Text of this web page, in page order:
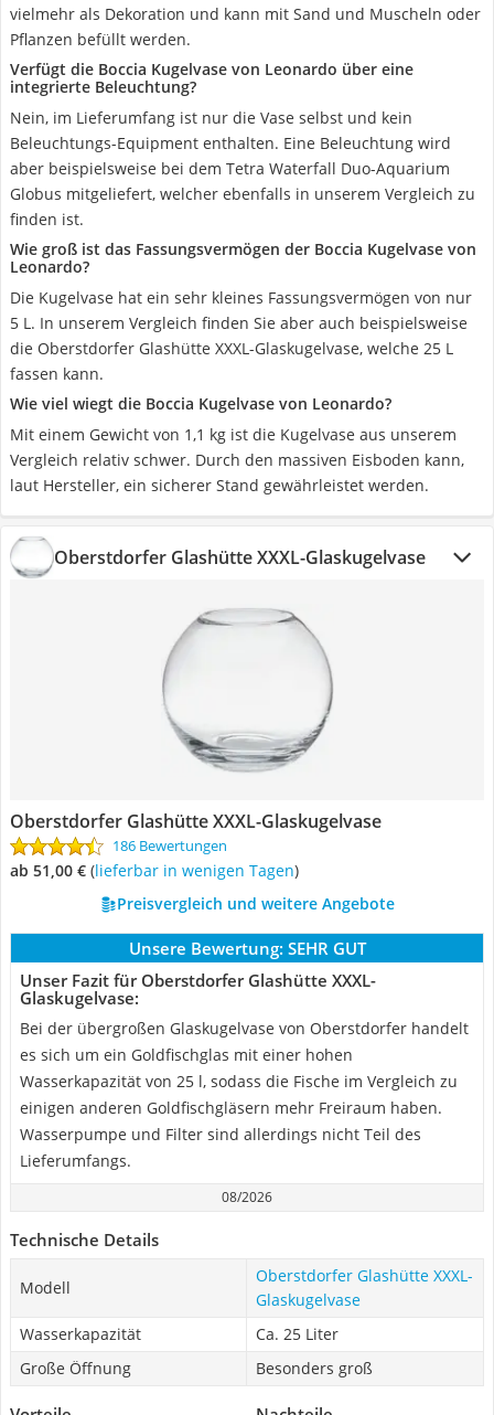
vielmehr als Dekoration und kann mit Sand und Muscheln oder
Pflanzen befüllt werden.
Verfügt die Boccia Kugelvase von Leonardo über eine
integrierte Beleuchtung?
Nein, im Lieferumfang ist nur die Vase selbst und kein
Beleuchtungs-Equipment enthalten. Eine Beleuchtung wird
aber beispielsweise bei dem Tetra Waterfall Duo-Aquarium
Globus mitgeliefert, welcher ebenfalls in unserem Vergleich zu
finden ist.
Wie groß ist das Fassungsvermögen der Boccia Kugelvase von
Leonardo?
Die Kugelvase hat ein sehr kleines Fassungsvermögen von nur
5 L. In unserem Vergleich finden Sie aber auch beispielsweise
die Oberstdorfer Glashütte XXXL-Glaskugelvase, welche 25 L
fassen kann.
Wie viel wiegt die Boccia Kugelvase von Leonardo?
Mit einem Gewicht von 1,1 kg ist die Kugelvase aus unserem
Vergleich relativ schwer. Durch den massiven Eisboden kann,
laut Hersteller, ein sicherer Stand gewährleistet werden.
Oberstdorfer Glashütte XXXL-Glaskugelvase
Oberstdorfer Glashütte XXXL-Glaskugelvase
186 Bewertungen
ab 51,00 € ( Lieferbar in wenigen Tagen)
Preisvergleich und weitere Angebote
Unsere Bewertung: SEHR GUT
Unser Fazit für Oberstdorfer Glashütte XXXL-
Glaskugelvase:
Bei der übergroßen Glaskugelvase von Oberstdorfer handelt
es sich um ein Goldfischglas mit einer hohen
Wasserkapazität von 25 l, sodass die Fische im Vergleich zu
einigen anderen Goldfischgläsern mehr Freiraum haben.
Wasserpumpe und Filter sind allerdings nicht Teil des
Lieferumfangs.
08/2026
Technische Details
Modell
Oberstdorfer Glashütte XXXL-
Glaskugelvase
Wasserkapazität
Ca. 25 Liter
Große Öffnung
Besonders groß